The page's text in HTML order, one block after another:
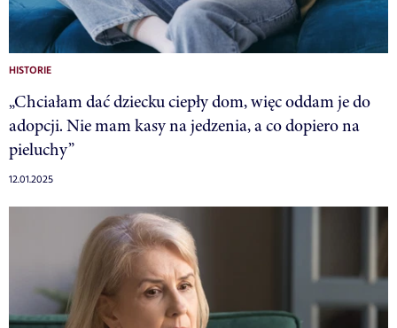
HISTORIE
„Chciałam dać dziecku ciepły dom, więc oddam je do
adopcji. Nie mam kasy na jedzenia, a co dopiero na
pieluchy”
12.01.2025